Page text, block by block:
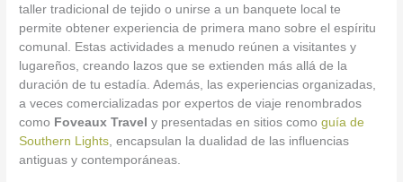
taller tradicional de tejido o unirse a un banquete local te
permite obtener experiencia de primera mano sobre el espíritu
comunal. Estas actividades a menudo reúnen a visitantes y
lugareños, creando lazos que se extienden más allá de la
duración de tu estadía. Además, las experiencias organizadas,
a veces comercializadas por expertos de viaje renombrados
como Foveaux Travel y presentadas en sitios comoguía de
Southern Lights , encapsulan la dualidad de las influencias
antiguas y contemporáneas.